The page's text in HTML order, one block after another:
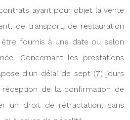
ayant pour objet la vente
de transport, de restauration
fournis à une date ou selon
Concernant les prestations
d'un délai de sept (7) jours
de la confirmation de
un droit de rétractation, sans